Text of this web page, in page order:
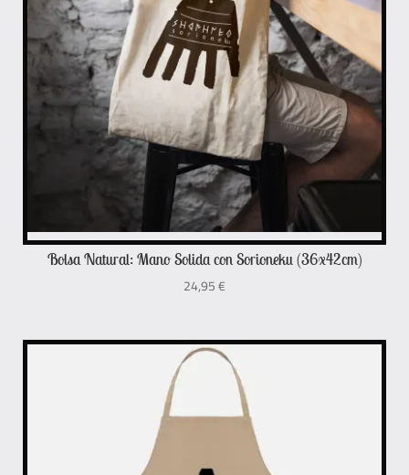
Bolsa Natural: Mano Solida con Sorioneku (36x42cm)
24,95€